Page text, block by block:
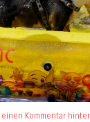
einen Kommentar